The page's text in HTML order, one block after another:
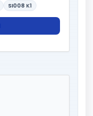
SI008 K1